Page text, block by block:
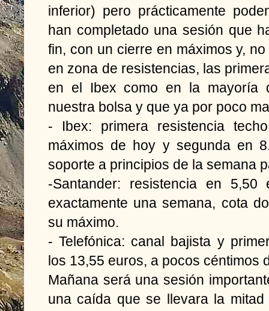
inferior) pero prácticamente
han completado una sesión que
fin, con un cierre en máximos y,
en zona de resistencias, las
en el Ibex como en la mayoría
nuestra bolsa y que ya por poco
- Ibex: primera resistencia
máximos de hoy y segunda en
soporte a principios de la semana
-Santander: resistencia en
exactamente una semana, cota
su máximo.
- Telefónica: canal bajista y
los 13,55 euros, a pocos céntimos
Mañana será una sesión
una caída que se llevara la